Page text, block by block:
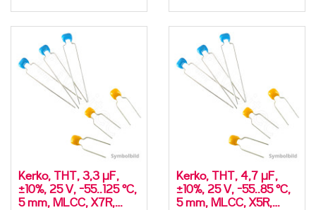
Kerko, THT, 3,3 µF,
±10%, 25 V, -55..125 °C,
5 mm, MLCC, X7R,
Kerko, THT, 4,7 µF,
±10%, 25 V, -55..85 °C,
5 mm, MLCC, X5R,